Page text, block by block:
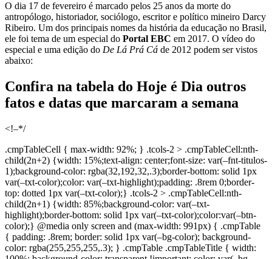
O dia 17 de fevereiro é marcado pelos 25 anos da morte do
antropólogo, historiador, sociólogo, escritor e político mineiro Darcy
Ribeiro. Um dos principais nomes da história da educação no Brasil,
ele foi tema de um especial do Portal EBC em 2017. O vídeo do
especial e uma edição do De Lá Prá Cá de 2012 podem ser vistos
abaixo:
Confira na tabela do Hoje é Dia outros
fatos e datas que marcaram a semana
<!–*/
.cmpTableCell { max-width: 92%; } .tcols-2 > .cmpTableCell:nth-
child(2n+2) {width: 15%;text-align: center;font-size: var(–fnt-titulos-
1);background-color: rgba(32,192,32,.3);border-bottom: solid 1px
var(–txt-color);color: var(–txt-highlight);padding: .8rem 0;border-
top: dotted 1px var(–txt-color);} .tcols-2 > .cmpTableCell:nth-
child(2n+1) {width: 85%;background-color: var(–txt-
highlight);border-bottom: solid 1px var(–txt-color);color:var(–btn-
color);} @media only screen and (max-width: 991px) { .cmpTable
{ padding: .8rem; border: solid 1px var(–bg-color); background-
color: rgba(255,255,255,.3); } .cmpTable .cmpTableTitle { width: